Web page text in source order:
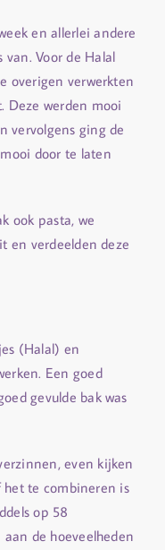
en allerlei andere
Voor de Halal
overigen verwerkten
Deze werden mooi
vervolgens ging de
door te laten
ook pasta, we
en verdeelden deze
(Halal) en
Een goed
gevulde bak was
even kijken
te combineren is
op 58
de hoeveelheden